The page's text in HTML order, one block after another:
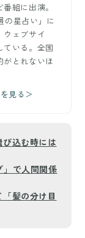
組に出演。
の星占い」に
ウェブサイ
ている。全国
がとれないほ
見る＞
び込む時には
」で人間関係
髪の分け目